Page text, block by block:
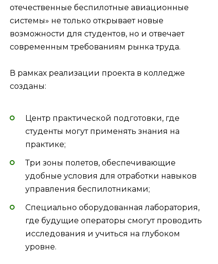
отечественные беспилотные авиационные
системы» не только открывает новые
возможности для студентов, но и отвечает
современным требованиям рынка труда.
В рамках реализации проекта в колледже
созданы:
Центр практической подготовки, где
студенты могут применять знания на
практике;
Три зоны полетов, обеспечивающие
удобные условия для отработки навыков
управления беспилотниками;
Специально оборудованная лаборатория,
где будущие операторы смогут проводить
исследования и учиться на глубоком
уровне.